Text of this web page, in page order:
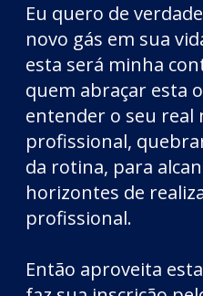
Eu quero de
novo gás em sua
esta será minha
quem abraçar esta
entender o seu real
profissional,
da rotina, para
horizontes de
profissional.
Então aproveita